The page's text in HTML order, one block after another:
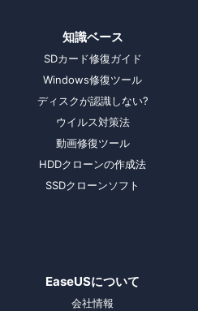
知識ベース
SDカード修復ガイド
Windows修復ツール
ディスクが認識しない?
ウイルス対策法
動画修復ツール
HDDクローンの作成法
SSDクローンソフト
EaseUSについて
会社情報